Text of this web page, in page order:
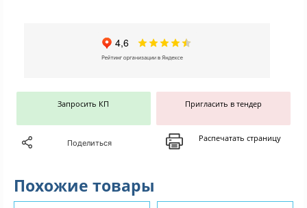
Запросить КП Пригласить в тендер
Поделиться Распечатать страницу
Похожие товары